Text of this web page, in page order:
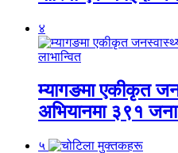
४
म्यागङमा एकीकृत
अभियानमा ३९१ जना
५